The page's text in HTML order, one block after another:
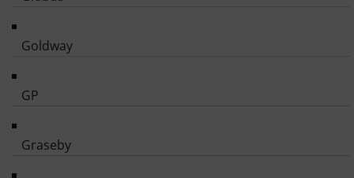
Goldway
GP
Graseby